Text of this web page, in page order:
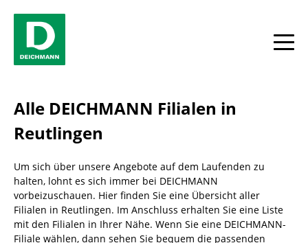
Alle
Alle DEICHMANN Filialen in
Reutlingen
Um sich über unsere Angebote auf dem Laufenden zu
halten, lohnt es sich immer bei DEICHMANN
vorbeizuschauen. Hier finden Sie eine Übersicht aller
Filialen in Reutlingen. Im Anschluss erhalten Sie eine Liste
mit den Filialen in Ihrer Nähe. Wenn Sie eine DEICHMANN-
Filiale wählen, dann sehen Sie bequem die passenden